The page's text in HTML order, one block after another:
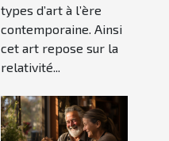
types d’art à l’ère
contemporaine. Ainsi
cet art repose sur la
relativité...